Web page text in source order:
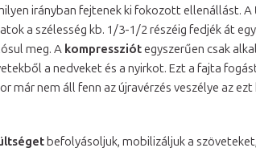
irányban fejtenek ki fokozott ellenállást. A
a szélesség kb. 1/3-1/2 részéig fedjék át
meg. A kompressziótegyszerűen csak
a nedveket és a nyirkot. Ezt a fajta
már nem áll fenn az újravérzés veszélye az
befolyásoljuk, mobilizáljuk a